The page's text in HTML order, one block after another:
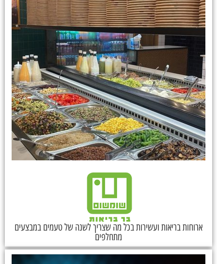
ארוחות בריאות ועשירות בכל מה שצריך לשנה של טעמים במבצעים
מתחלפים